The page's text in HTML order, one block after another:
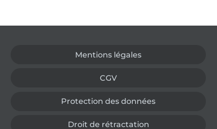
Mentions légales
CGV
Protection des données
Droit de rétractation